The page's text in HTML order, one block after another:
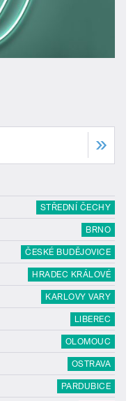
STŘEDNÍ ČECHY
BRNO
ČESKÉ BUDĚJOVICE
HRADEC KRÁLOVÉ
KARLOVY VARY
LIBEREC
OLOMOUC
OSTRAVA
PARDUBICE